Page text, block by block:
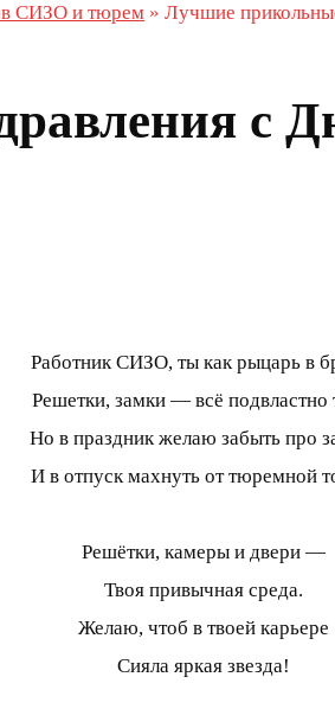
СИЗО и тюрем » Лучшие
с
Работник СИЗО, ты как рыцарь в
Решетки, замки — всё подвластно
Но в праздник желаю забыть про
И в отпуск махнуть от тюремной
Решётки, камеры и двери —
Твоя привычная среда.
Желаю, чтоб в твоей карьере
Сияла яркая звезда!